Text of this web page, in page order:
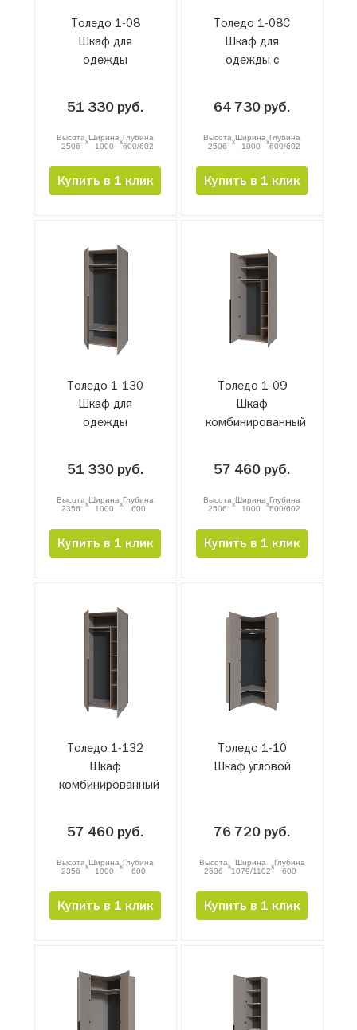
Толедо 1-08
Шкаф для
одежды
51 330 руб.
Высота
2506
xШирина
1000
xГлубина
600/602
Купить в 1 клик
Толедо 1-08С
Шкаф для
одежды с
64 730 руб.
Высота
2506
xШирина
1000
xГлубина
600/602
Купить в 1 клик
Толедо 1-130
Шкаф для
одежды
51 330 руб.
Высота
2356
xШирина
1000
xГлубина
600
Купить в 1 клик
Толедо 1-09
Шкаф
комбинированный
57 460 руб.
Высота
2506
xШирина
1000
xГлубина
600/602
Купить в 1 клик
Толедо 1-132
Шкаф
комбинированный
57 460 руб.
Высота
2356
xШирина
1000
xГлубина
600
Купить в 1 клик
Толедо 1-10
Шкаф угловой
76 720 руб.
Высота
2506 x Ширина
1079/1102xГлубина
600
Купить в 1 клик